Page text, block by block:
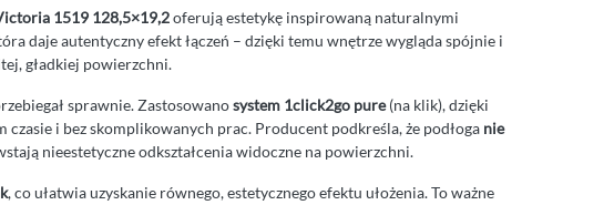
1519 128,5×19,2oferują estetykę inspirowaną naturalnymi
daje autentyczny efekt łączeń – dzięki temu wnętrze wygląda spójnie i
gładkiej powierzchni.
sprawnie. Zastosowanosystem 1click2go pure(na klik), dzięki
czasie i bez skomplikowanych prac. Producent podkreśla, że podłoga nie
nieestetyczne odkształcenia widoczne na powierzchni.
, co ułatwia uzyskanie równego, estetycznego efektu ułożenia. To ważne